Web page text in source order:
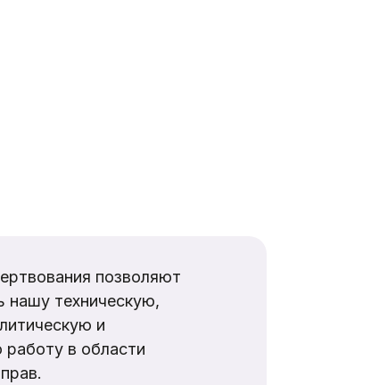
позволяют
нашу техническую,
и
работу в области